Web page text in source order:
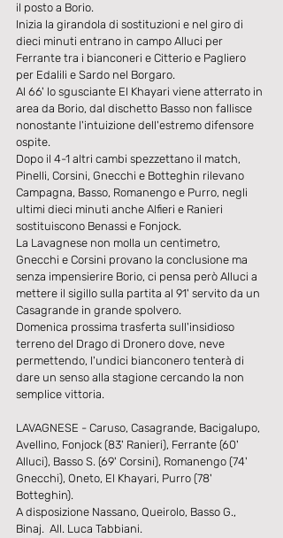
il posto a Borio.
Inizia la girandola di sostituzioni e nel giro di
dieci minuti entrano in campo Alluci per
Ferrante tra i bianconeri e Citterio e Pagliero
per Edalili e Sardo nel Borgaro.
Al 66' lo sgusciante El Khayari viene atterrato in
area da Borio, dal dischetto Basso non fallisce
nonostante l'intuizione dell'estremo difensore
ospite.
Dopo il 4-1 altri cambi spezzettano il match,
Pinelli, Corsini, Gnecchi e Botteghin rilevano
Campagna, Basso, Romanengo e Purro, negli
ultimi dieci minuti anche Alfieri e Ranieri
sostituiscono Benassi e Fonjock.
La Lavagnese non molla un centimetro,
Gnecchi e Corsini provano la conclusione ma
senza impensierire Borio, ci pensa però Alluci a
mettere il sigillo sulla partita al 91' servito da un
Casagrande in grande spolvero.
Domenica prossima trasferta sull'insidioso
terreno del Drago di Dronero dove, neve
permettendo, l'undici bianconero tenterà di
dare un senso alla stagione cercando la non
semplice vittoria.
LAVAGNESE - Caruso, Casagrande, Bacigalupo,
Avellino, Fonjock (83' Ranieri), Ferrante (60'
Alluci), Basso S. (69' Corsini), Romanengo (74'
Gnecchi), Oneto, El Khayari, Purro (78'
Botteghin).
A disposizione Nassano, Queirolo, Basso G.,
Binaj.  All. Luca Tabbiani.